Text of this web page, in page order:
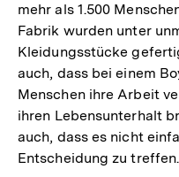
mehr als 1.500
Fabrik wurden unter
Kleidungsstücke
auch, dass bei einem
Menschen ihre Arbeit
ihren Lebensunterhalt
auch, dass es nicht
Entscheidung zu treffen.